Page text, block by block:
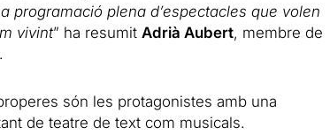
programació plena d’espectacles que volen
vivint” ha resumit Adrià Aubert, membre de
són les protagonistes amb una
de teatre de text com musicals.